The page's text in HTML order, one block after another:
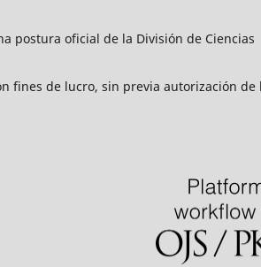
postura oficial de la División de Ciencias
fines de lucro, sin previa autorización de